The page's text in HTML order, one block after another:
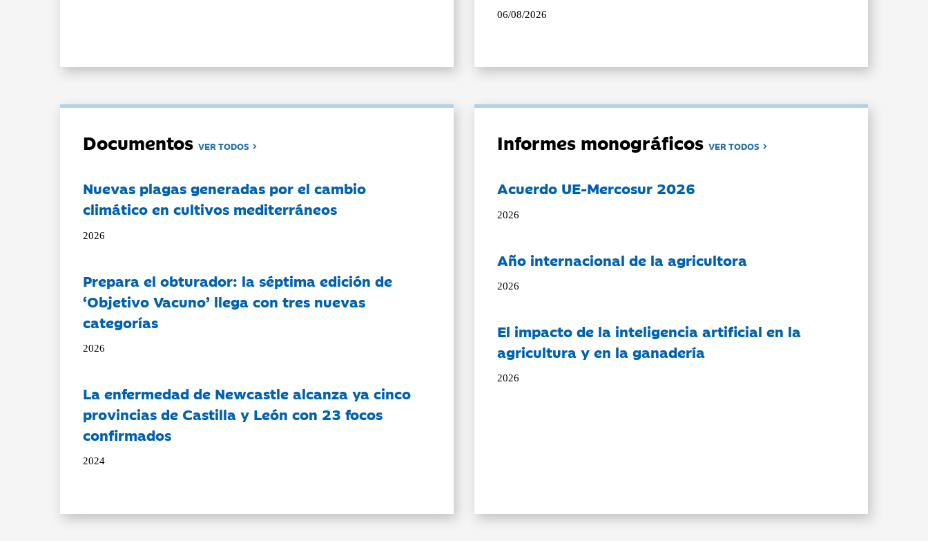
06/08/2026
DocumentosVER TODOS
Nuevas plagas generadas por el cambio
climático en cultivos mediterráneos
2026
Prepara el obturador: la séptima edición de
‘Objetivo Vacuno’ llega con tres nuevas
categorías
2026
La enfermedad de Newcastle alcanza ya cinco
provincias de Castilla y León con 23 focos
confirmados
2024
Informes monográficosVER TODOS
Acuerdo UE-Mercosur 2026
2026
Año internacional de la agricultora
2026
El impacto de la inteligencia artificial en la
agricultura y en la ganadería
2026